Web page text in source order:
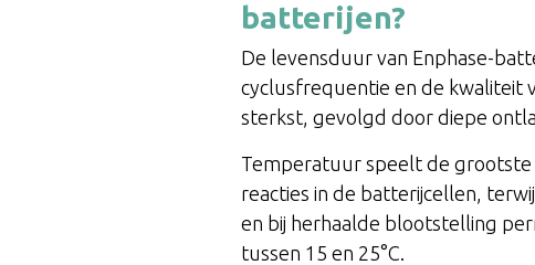
batterijen?
De levensduur van Enphase-
cyclusfrequentie en de kwaliteit
sterkst, gevolgd door diepe
Temperatuur speelt de grootste
reacties in de batterijcellen,
en bij herhaalde blootstelling
tussen 15 en 25°C.